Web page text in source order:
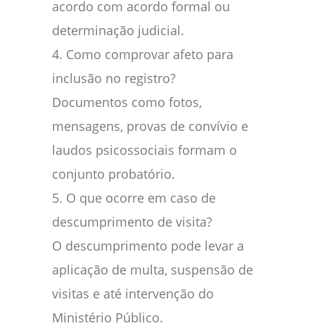
acordo com acordo formal ou
determinação judicial.
4. Como comprovar afeto para
inclusão no registro?
Documentos como fotos,
mensagens, provas de convívio e
laudos psicossociais formam o
conjunto probatório.
5. O que ocorre em caso de
descumprimento de visita?
O descumprimento pode levar a
aplicação de multa, suspensão de
visitas e até intervenção do
Ministério Público.